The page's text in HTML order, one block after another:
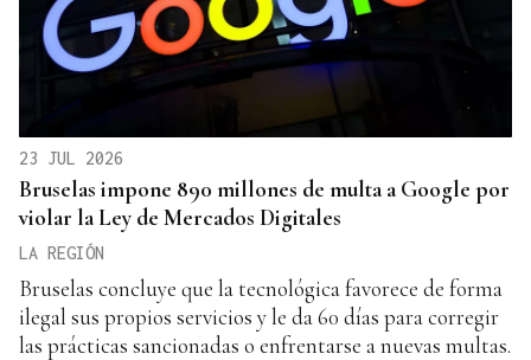
23 JUL 2026
Bruselas impone 890 millones de multa a Google por
violar la Ley de Mercados Digitales
LA REGIÓN
Bruselas concluye que la tecnológica favorece de forma
ilegal sus propios servicios y le da 60 días para corregir
las prácticas sancionadas o enfrentarse a nuevas multas.